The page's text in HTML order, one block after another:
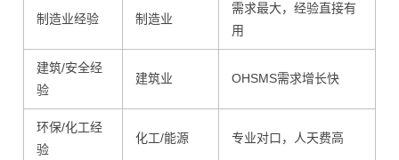
制造业经验 制造业
需求最大，经验直接有
用
建筑/安全经
验
建筑业 OHSMS需求增长快
环保/化工经
验
化工/能源 专业对口，人天费高